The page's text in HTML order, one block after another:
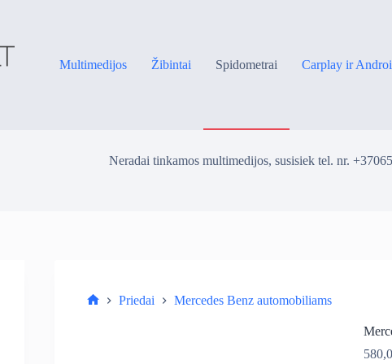
Multimedijos Žibintai Spidometrai Carplay ir
Neradai tinkamos multimedijos, susisiek tel. nr.
Priedai Mercedes Benz automobiliams